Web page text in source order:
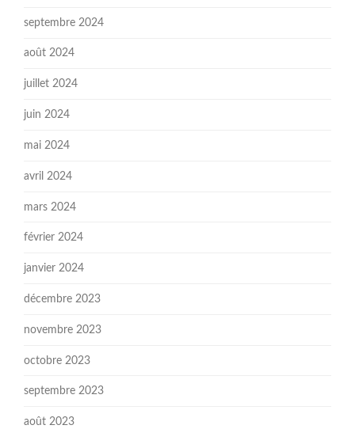
septembre 2024
août 2024
juillet 2024
juin 2024
mai 2024
avril 2024
mars 2024
février 2024
janvier 2024
décembre 2023
novembre 2023
octobre 2023
septembre 2023
août 2023